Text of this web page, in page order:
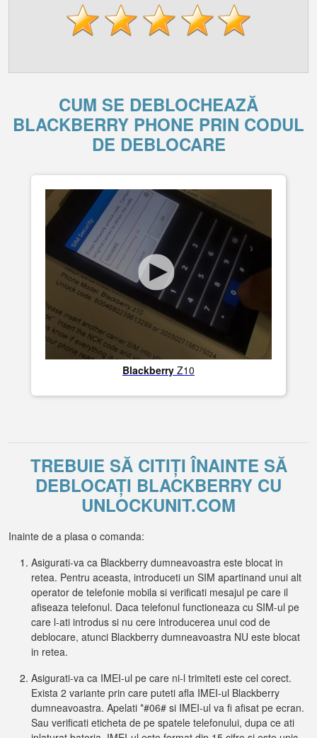
CUM SE DEBLOCHEAZĂ
BLACKBERRY PHONE PRIN CODUL
DE DEBLOCARE
Blackberry Z10
TREBUIE SĂ CITIȚI ÎNAINTE SĂ
DEBLOCAȚI BLACKBERRY CU
UNLOCKUNIT.COM
Inainte de a plasa o comanda:
Asigurati-va ca Blackberry dumneavoastra este blocat in
retea. Pentru aceasta, introduceti un SIM apartinand unui alt
operator de telefonie mobila si verificati mesajul pe care il
afiseaza telefonul. Daca telefonul functioneaza cu SIM-ul pe
care l-ati introdus si nu cere introducerea unui cod de
deblocare, atunci Blackberry dumneavoastra NU este blocat
in retea.
Asigurati-va ca IMEI-ul pe care ni-l trimiteti este cel corect.
Exista 2 variante prin care puteti afla IMEI-ul Blackberry
dumneavoastra. Apelati *#06# si IMEI-ul va fi afisat pe ecran.
Sau verificati eticheta de pe spatele telefonului, dupa ce ati